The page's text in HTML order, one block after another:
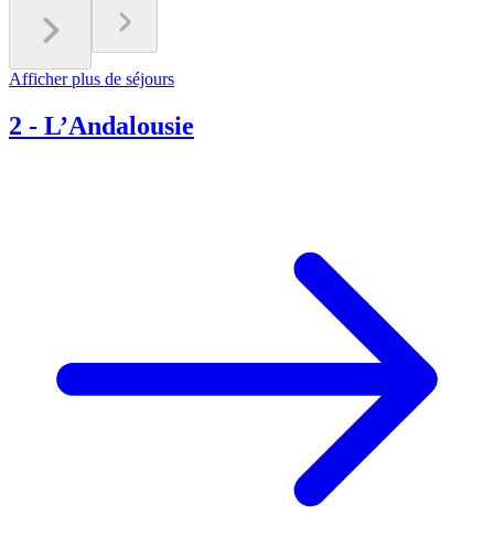
Afficher plus de séjours
2 - L’Andalousie